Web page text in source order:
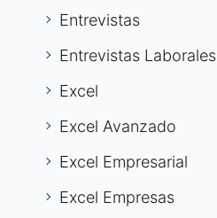
Entrevistas
Entrevistas Laborales
Excel
Excel Avanzado
Excel Empresarial
Excel Empresas